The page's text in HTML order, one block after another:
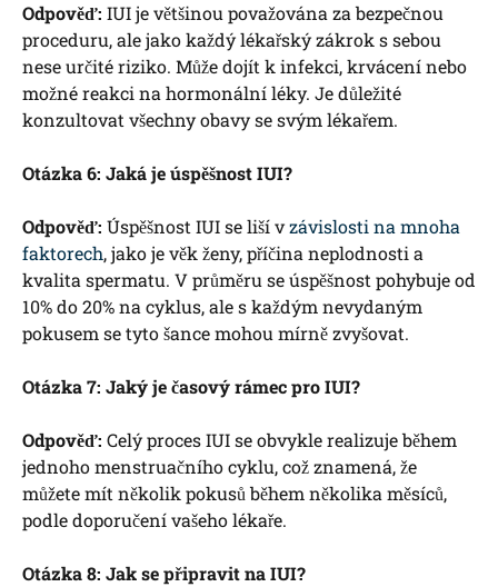
Odpověď: IUI ⁢je většinou považována za bezpečnou
⁤proceduru, ale jako ​každý ‍lékařský ⁤zákrok s‌ sebou
nese určité⁢ riziko. ‍Může dojít k ​infekci, ⁢krvácení nebo
možné ‌reakci​ na hormonální léky. Je důležité
konzultovat všechny ‍obavy​ se svým​ lékařem.
Otázka ​6: Jaká ⁣je úspěšnost IUI?
Odpověď: Úspěšnost IUI se liší vzávislosti na mnoha
faktorech, jako ‌je ‍věk ⁢ženy, příčina neplodnosti a
kvalita spermatu.‌ V průměru se úspěšnost pohybuje od
⁣10% ​do 20% na cyklus, ale ​s každým nevydaným
pokusem se ⁣tyto šance mohou⁣ mírně zvyšovat.
Otázka 7: Jaký je časový​ rámec pro IUI?
Odpověď: Celý ‍proces IUI ‌se obvykle realizuje během
jednoho menstruačního cyklu, což znamená, že
můžete⁤ mít několik pokusů během několika⁢ měsíců,
podle⁣ doporučení vašeho lékaře.
Otázka 8: Jak se připravit na IUI?